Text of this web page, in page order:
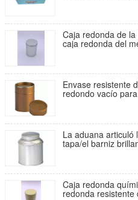
Caja redonda de
caja redonda del
Envase resistente
redondo vacío
La aduana articuló
tapa/el barniz
Caja redonda
redonda resistente